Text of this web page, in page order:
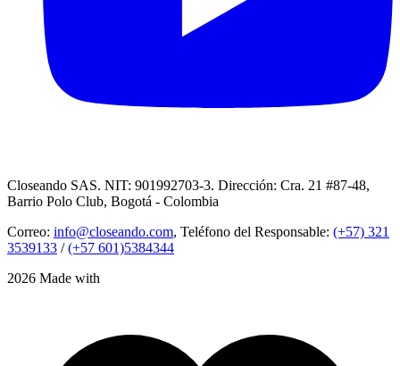
Closeando SAS. NIT: 901992703-3. Dirección: Cra. 21 #87-48,
Barrio Polo Club, Bogotá - Colombia
Correo: info@closeando.com, Teléfono del Responsable: (+57) 321
3539133 /(+57 601)5384344
2026 Made with